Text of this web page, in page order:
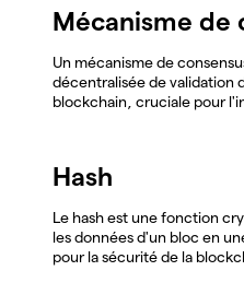
Mécanisme de
Un mécanisme de
décentralisée de validation
blockchain, cruciale pour
Hash
Le hash est une fonction
les données d'un bloc en
pour la sécurité de la